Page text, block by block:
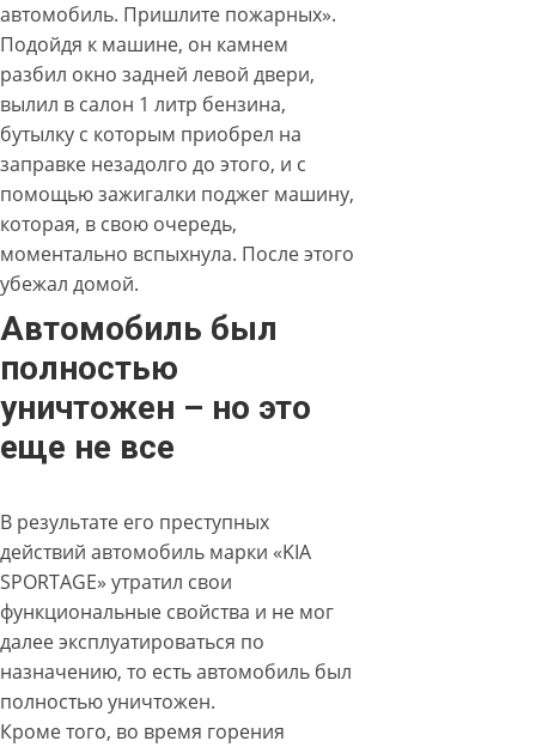
автомобиль. Пришлите пожарных».
Подойдя к машине, он камнем
разбил окно задней левой двери,
вылил в салон 1 литр бензина,
бутылку с которым приобрел на
заправке незадолго до этого, и с
помощью зажигалки поджег машину,
которая, в свою очередь,
моментально вспыхнула. После этого
убежал домой.
Автомобиль был
полностью
уничтожен – но это
еще не все
В результате его преступных
действий автомобиль марки «KIA
SPORTAGЕ» утратил свои
функциональные свойства и не мог
далее эксплуатироваться по
назначению, то есть автомобиль был
полностью уничтожен.
Кроме того, во время горения